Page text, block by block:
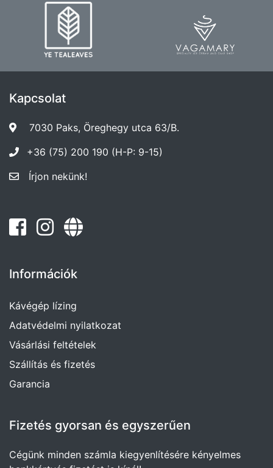
Kapcsolat
7030 Paks, Öreghegy utca 63/B.
+36 (75) 200 190 (H-P: 9-15)
Írjon nekünk!
Információk
Kávégép lízing
Adatvédelmi nyilatkozat
Vásárlási feltételek
Szállítás és fizetés
Garancia
Fizetés gyorsan és egyszerűen
Cégünk minden számla kiegyenlítésére kényelmes